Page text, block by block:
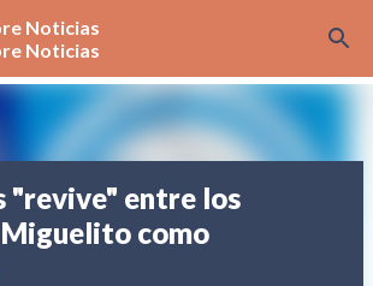
Ir al contenido principal
Noticias
Noticias
"revive" entre los
como